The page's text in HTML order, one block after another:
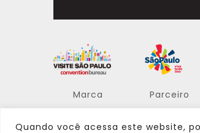
Quando você acessa este website,
Marca Parceiro